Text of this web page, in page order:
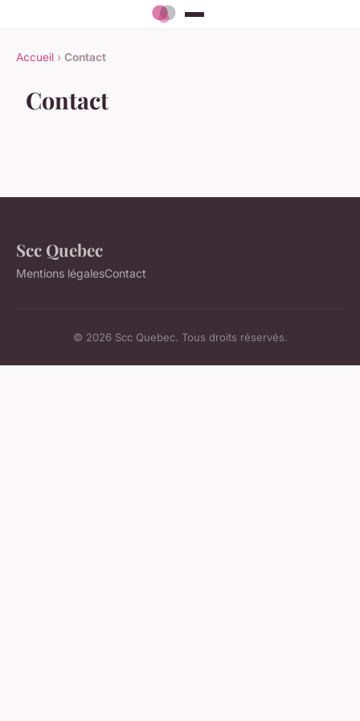
Accueil › Contact
Contact
Scc Quebec
Mentions légalesContact
© 2026 Scc Quebec. Tous droits réservés.